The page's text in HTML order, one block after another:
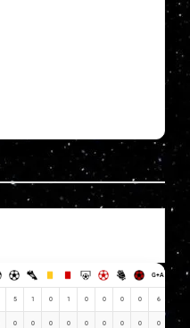
G+A G x PJ
5 1 0 1 0 0 0 0 6
0 0 0 0 0 0 0 0 0 0